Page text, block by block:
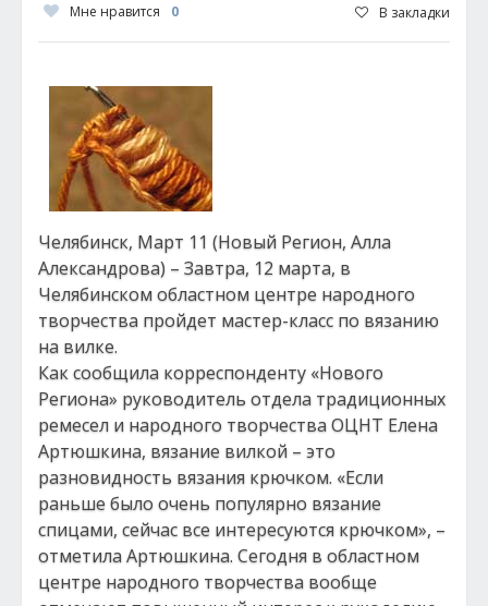
Мне нравится 0 В закладки
Челябинск, Март 11 (Новый Регион, Алла
Александрова) – Завтра, 12 марта, в
Челябинском областном центре народного
творчества пройдет мастер-класс по вязанию
на вилке.
Как сообщила корреспонденту «Нового
Региона» руководитель отдела традиционных
ремесел и народного творчества ОЦНТ Елена
Артюшкина, вязание вилкой – это
разновидность вязания крючком. «Если
раньше было очень популярно вязание
спицами, сейчас все интересуются крючком», –
отметила Артюшкина. Сегодня в областном
центре народного творчества вообще